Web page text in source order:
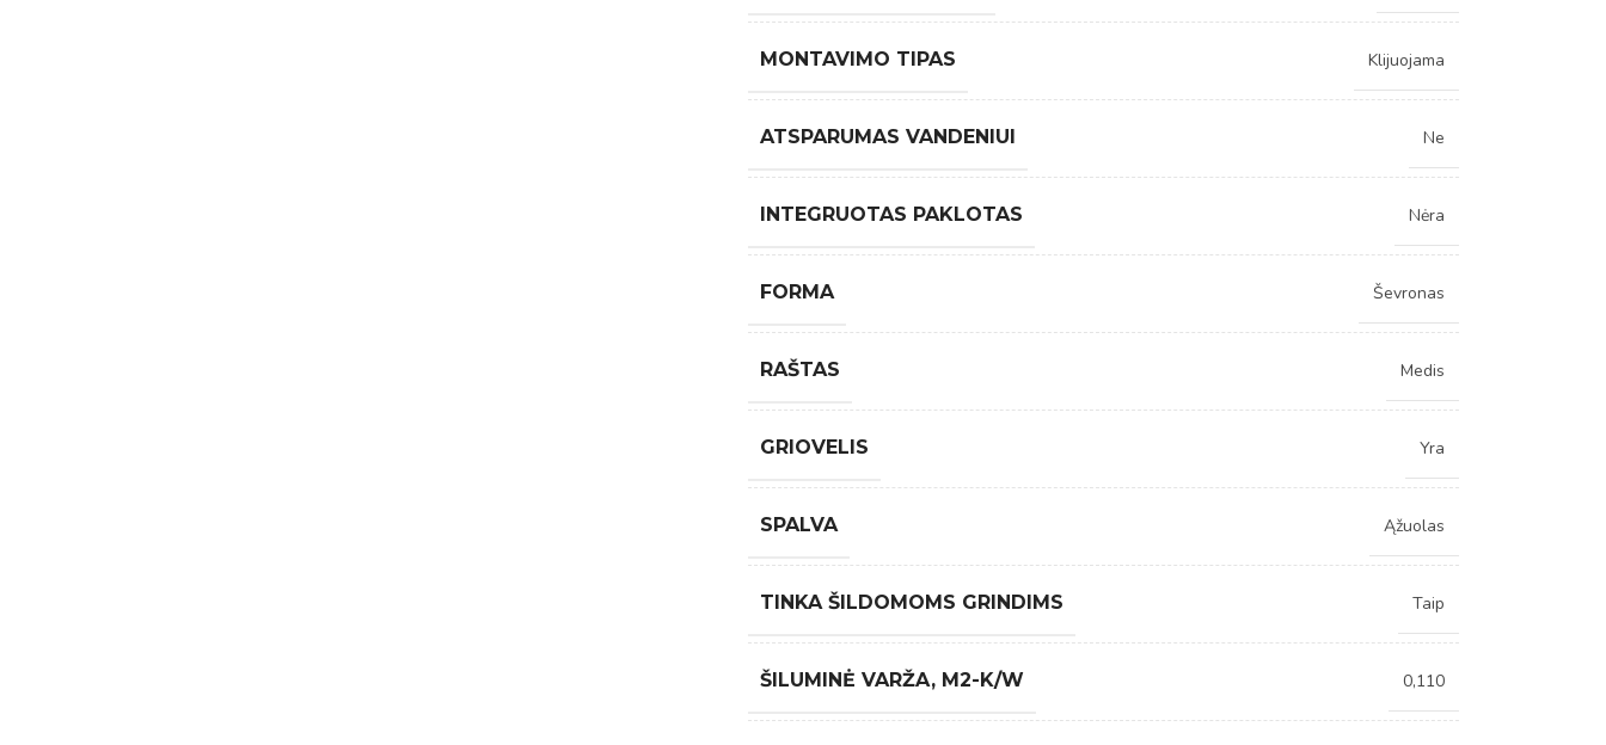
MONTAVIMO TIPAS Klijuojama
ATSPARUMAS VANDENIUI Ne
INTEGRUOTAS PAKLOTAS Nėra
FORMA Ševronas
RAŠTAS Medis
GRIOVELIS Yra
SPALVA Ąžuolas
TINKA ŠILDOMOMS GRINDIMS Taip
ŠILUMINĖ VARŽA, M2-K/W 0,110